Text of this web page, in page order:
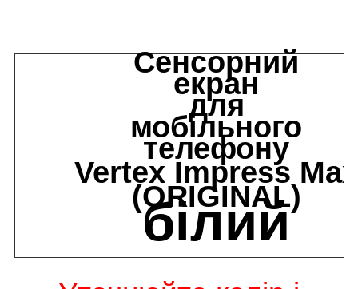
Сенсорний
екран
для
мобільного
телефону
Vertex Impress Max
(ORIGINAL)
білий